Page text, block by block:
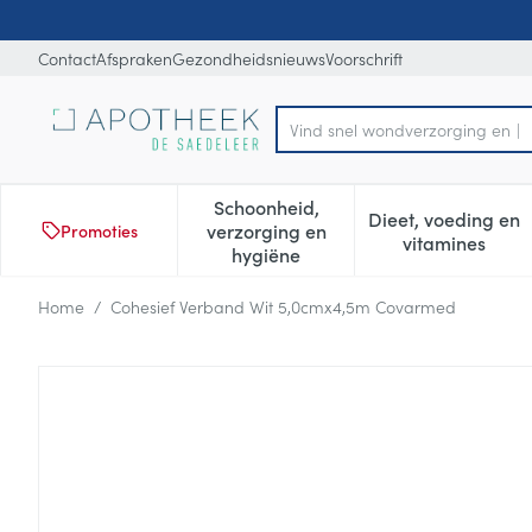
ContactAfsprakenGezondheidsnieuwsVoorschrift
Product, merk, categorie...
Vind sn
Promoties
Schoonheid,
verzorging en
hygiëne
Toon submenu voor
Dieet, voeding en
vitamines
Toon
Home / Cohesief Verband Wit 5,0cmx4,5m Covarmed
Cohesief Verband Wit